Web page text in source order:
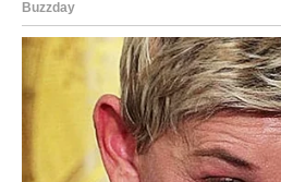
su neka čekanja imala smisla i da
događaji pripremali za mnogo
Drage Vage, budite spremne da
svog života. Pred vama su dani